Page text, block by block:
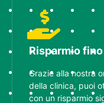
Risparmio
Grazie alla nostra
della clinica, puoi
con un risparmio